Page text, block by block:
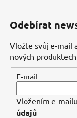
Odebírat
Vložte svůj e-mail
nových
E-mail
Vložením e-
údajů